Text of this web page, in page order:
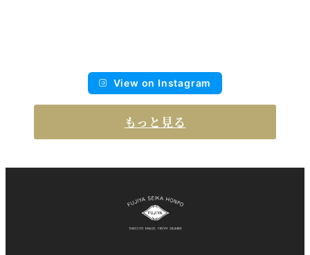
View on Instagram
もっと見る